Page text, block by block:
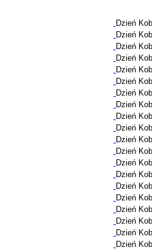
Dzień
Dzień
Dzień
Dzień
Dzień
Dzień
Dzień
Dzień
Dzień
Dzień
Dzień
Dzień
Dzień
Dzień
Dzień
Dzień
Dzień
Dzień
Dzień
Dzień